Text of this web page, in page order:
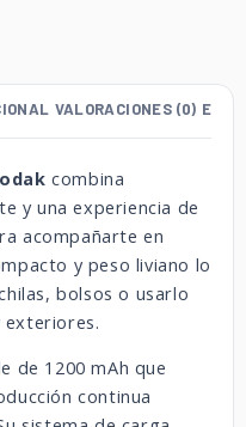
VALORACIONES (0)
combina
y una experiencia de
acompañarte en
y peso liviano lo
bolsos o usarlo
exteriores.
de 1200 mAh que
continua